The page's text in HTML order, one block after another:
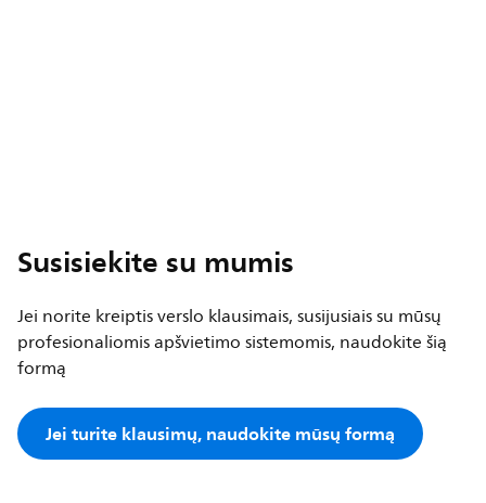
Susisiekite su mumis
Jei norite kreiptis verslo klausimais, susijusiais su mūsų
profesionaliomis apšvietimo sistemomis, naudokite šią
formą
Jei turite klausimų, naudokite mūsų formą